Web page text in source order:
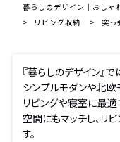
暮らしのデザイン｜おしゃ
リビング収納
突っ
『暮らしのデザイン』
シンプルモダンや北
リビングや寝室に最適
空間にもマッチし、リ
す。